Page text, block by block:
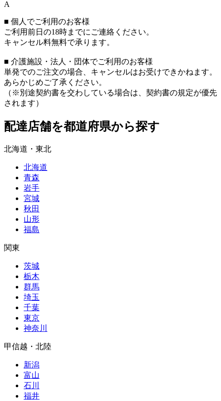
A
■ 個人でご利用のお客様
ご利用前日の18時までにご連絡ください。
キャンセル料無料で承ります。
■ 介護施設・法人・団体でご利用のお客様
単発でのご注文の場合、キャンセルはお受けできかねます。
あらかじめご了承ください。
（※別途契約書を交わしている場合は、契約書の規定が優先
されます）
配達店舗を都道府県から探す
北海道・東北
北海道
青森
岩手
宮城
秋田
山形
福島
関東
茨城
栃木
群馬
埼玉
千葉
東京
神奈川
甲信越・北陸
新潟
富山
石川
福井